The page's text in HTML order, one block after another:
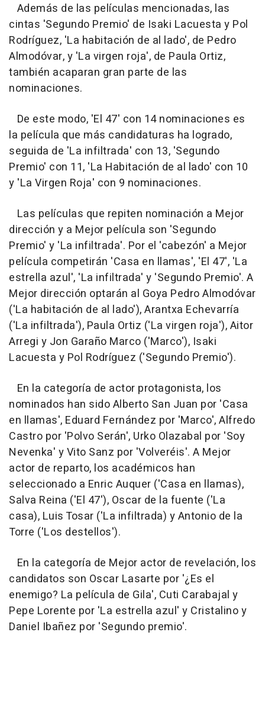
Además de las películas mencionadas, las
cintas 'Segundo Premio' de Isaki Lacuesta y Pol
Rodríguez, 'La habitación de al lado', de Pedro
Almodóvar, y 'La virgen roja', de Paula Ortiz,
también acaparan gran parte de las
nominaciones.
De este modo, 'El 47' con 14 nominaciones es
la película que más candidaturas ha logrado,
seguida de 'La infiltrada' con 13, 'Segundo
Premio' con 11, 'La Habitación de al lado' con 10
y 'La Virgen Roja' con 9 nominaciones.
Las películas que repiten nominación a Mejor
dirección y a Mejor película son 'Segundo
Premio' y 'La infiltrada'. Por el 'cabezón' a Mejor
película competirán 'Casa en llamas', 'El 47', 'La
estrella azul', 'La infiltrada' y 'Segundo Premio'. A
Mejor dirección optarán al Goya Pedro Almodóvar
('La habitación de al lado'), Arantxa Echevarría
('La infiltrada'), Paula Ortiz ('La virgen roja'), Aitor
Arregi y Jon Garaño Marco ('Marco'), Isaki
Lacuesta y Pol Rodríguez ('Segundo Premio').
En la categoría de actor protagonista, los
nominados han sido Alberto San Juan por 'Casa
en llamas', Eduard Fernández por 'Marco', Alfredo
Castro por 'Polvo Serán', Urko Olazabal por 'Soy
Nevenka' y Vito Sanz por 'Volveréis'. A Mejor
actor de reparto, los académicos han
seleccionado a Enric Auquer ('Casa en llamas),
Salva Reina ('El 47'), Oscar de la fuente ('La
casa), Luis Tosar ('La infiltrada) y Antonio de la
Torre ('Los destellos').
En la categoría de Mejor actor de revelación, los
candidatos son Oscar Lasarte por '¿Es el
enemigo? La película de Gila', Cuti Carabajal y
Pepe Lorente por 'La estrella azul' y Cristalino y
Daniel Ibañez por 'Segundo premio'.